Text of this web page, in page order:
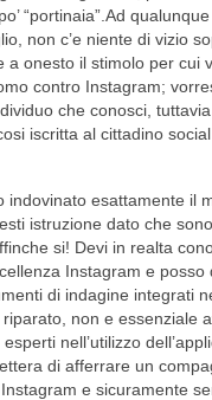
“portinaia”.Ad
non c’e niente di vizio
a onesto il stimolo per cui
contro Instagram;
che conosci,
iscritta al cittadino
indovinato esattamente il
istruzione dato che
si! Devi in realta
Instagram e posso
di indagine integrati
non e essenziale
nell’utilizzo
di afferrare un
Instagram e sicuramente